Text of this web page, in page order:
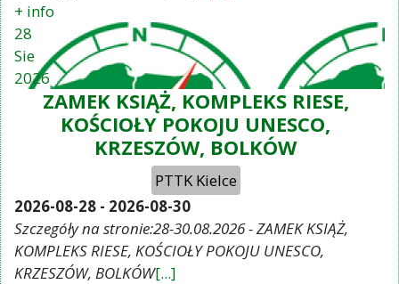
+ info
28
Sie
2026
ZAMEK KSIĄŻ, KOMPLEKS RIESE,
KOŚCIOŁY POKOJU UNESCO,
KRZESZÓW, BOLKÓW
PTTK Kielce
2026-08-28 - 2026-08-30
Szczegóły na stronie:28-30.08.2026 - ZAMEK KSIĄŻ,
KOMPLEKS RIESE, KOŚCIOŁY POKOJU UNESCO,
KRZESZÓW, BOLKÓW[...]